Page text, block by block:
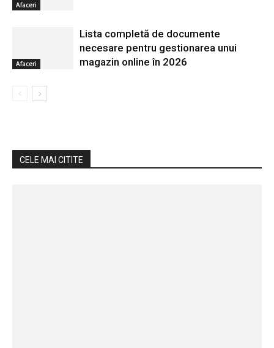
Afaceri
Afaceri
Lista completă de documente
necesare pentru gestionarea unui
magazin online în 2026
CELE MAI CITITE